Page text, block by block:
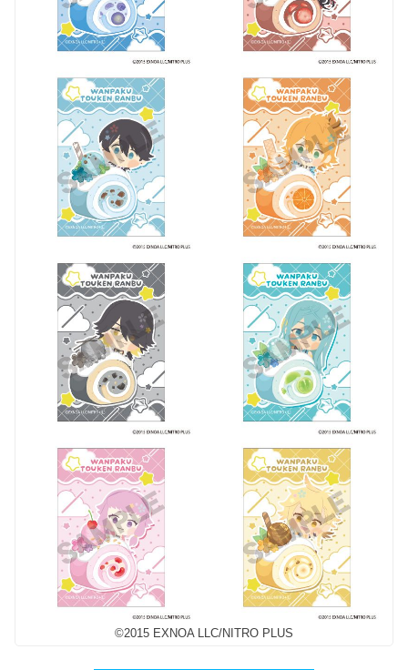
©2015 EXNOA LLC/NITRO PLUS